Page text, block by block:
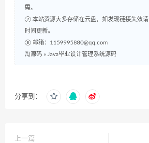
需。
⑦ 本站资源大多存储在云盘，如发现链接失效请
时间更新。
⑧ 邮箱：1159995880@qq.com
淘源码 » Java毕业设计管理系统源码
分享到：
上一篇